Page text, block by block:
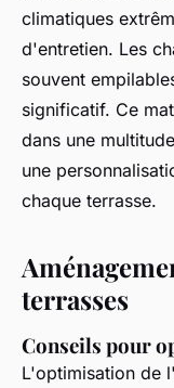
climatiques
d'entretien. Les
souvent
significatif. Ce
dans une
une
chaque terrasse.
terrasses
Conseils pour
L'optimisation de l'